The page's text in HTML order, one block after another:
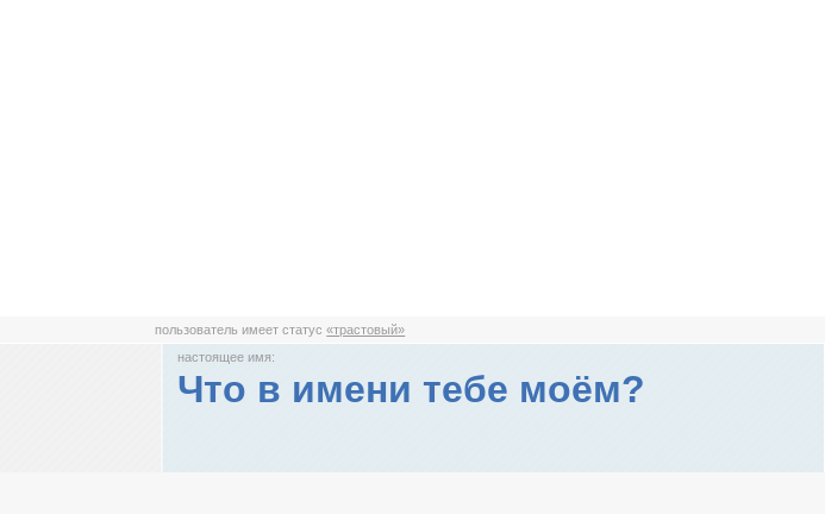
пользователь имеет статус«трастовый»
настоящее имя:
Что в имени тебе моём?